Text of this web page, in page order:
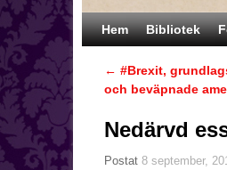
Hoppa till huvudinnehåll
Hoppa till sekundärt innehåll
Hem Bibliotek
← #Brexit,
och beväpnade
Nedärvd
Postat 8 september,